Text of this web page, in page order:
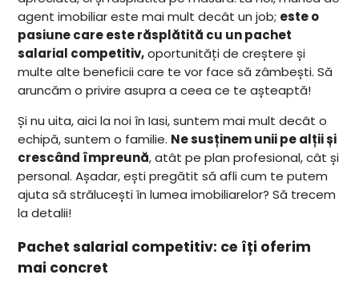
agent imobiliar este mai mult decât un job; este o
pasiune care este răsplătită cu un pachet
salarial competitiv,oportunități de creștere și
multe alte beneficii care te vor face să zâmbești. Să
aruncăm o privire asupra a ceea ce te așteaptă!
Și nu uita, aici la noi în Iasi, suntem mai mult decât o
echipă, suntem o familie. Ne susținem unii pe alții și
crescând împreună, atât pe plan profesional, cât și
personal. Așadar, ești pregătit să afli cum te putem
ajuta să strălucești în lumea imobiliarelor? Să trecem
la detalii!
Pachet salarial competitiv: ce îți oferim
mai concret